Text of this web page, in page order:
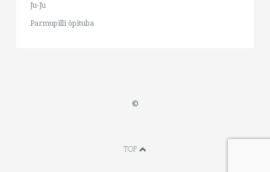
Ju-Ju
Parmupilli õpituba
©
TOP